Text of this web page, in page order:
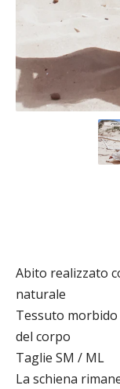
Abito realizzato
naturale
Tessuto morbido
del corpo
Taglie SM / ML
La schiena